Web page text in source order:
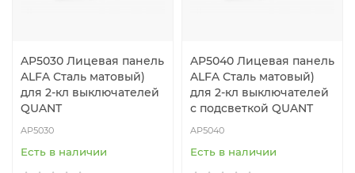
AP5030 Лицевая панель
ALFA Сталь матовый)
для 2-кл выключателей
QUANT
AP5030
Есть в наличии
AP5040 Лицевая панель
ALFA Сталь матовый)
для 2-кл выключателей
с подсветкой QUANT
AP5040
Есть в наличии